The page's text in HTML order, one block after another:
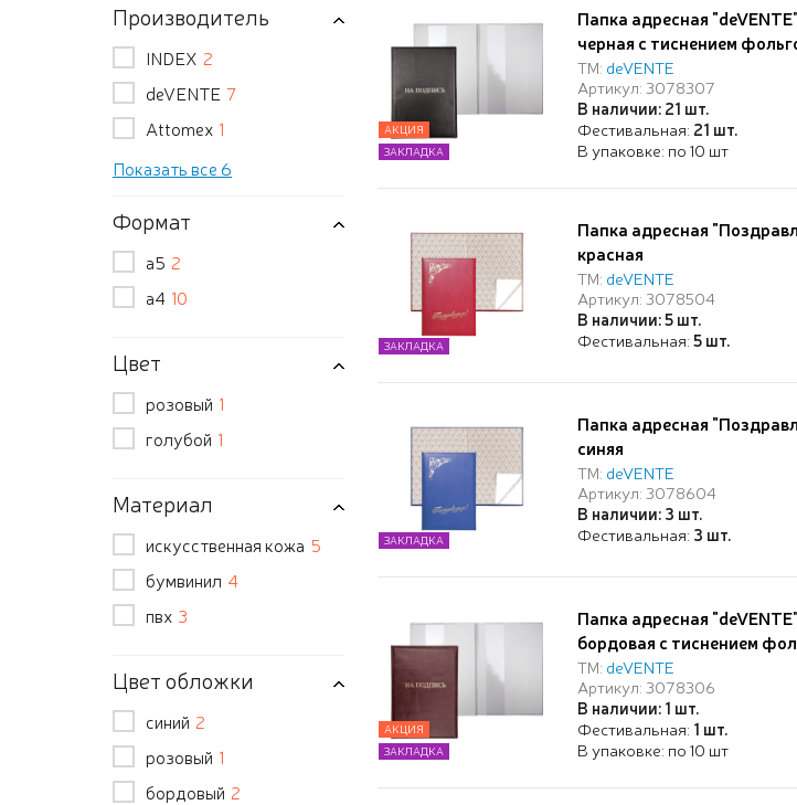
Производитель
INDEX 2
deVENTE 7
Attomex 1
Показать все 6
Формат
а5 2
а4 10
Цвет
розовый 1
голубой 1
Материал
искусственная кожа 5
бумвинил 4
пвх 3
Цвет обложки
синий 2
розовый 1
бордовый 2
Папка адресная
черная с тиснением
ПВХ клапанами, пухлая,
упаковка
ТМ: deVENTE
Артикул: 3078307
В наличии: 21 шт.
Фестивальная: 21 шт.
В упаковке: по 10 шт
АКЦИЯ
ЗАКЛАДКА
Папка адресная
красная
ТМ: deVENTE
Артикул: 3078504
В наличии: 5 шт.
Фестивальная:5 шт.
ЗАКЛАДКА
Папка адресная
синяя
ТМ: deVENTE
Артикул: 3078604
В наличии: 3 шт.
Фестивальная: 3 шт.
ЗАКЛАДКА
Папка адресная
бордовая с тиснением
ПВХ клапанами, пухлая,
упаковка
ТМ: deVENTE
Артикул: 3078306
В наличии: 1 шт.
Фестивальная: 1 шт.
В упаковке: по 10 шт
АКЦИЯ
ЗАКЛАДКА